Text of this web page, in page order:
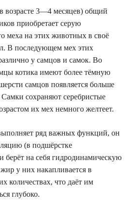
возрасте 3—4 месяцев) общий
приобретает серую
меха на этих животных в своё
В последующем мех этих
у самцов и самок. Во
котика имеют более тёмную
самцов появляется больше
сохраняют серебристые
их мех немного желтеет.
ряд важных функций, он
(в подшёрстке
берёт на себя гидродинамическую
у них накапливается в
количествах, что даёт им
глубоко.